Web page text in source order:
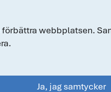
webbplatsen.
Ja, jag samtycker